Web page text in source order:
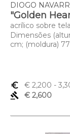
DIOGO
"Golden
acrílico sobre
Dimensões
cm; (moldura)
euro_symbol € 2,200 -
gavel
€ 2,600